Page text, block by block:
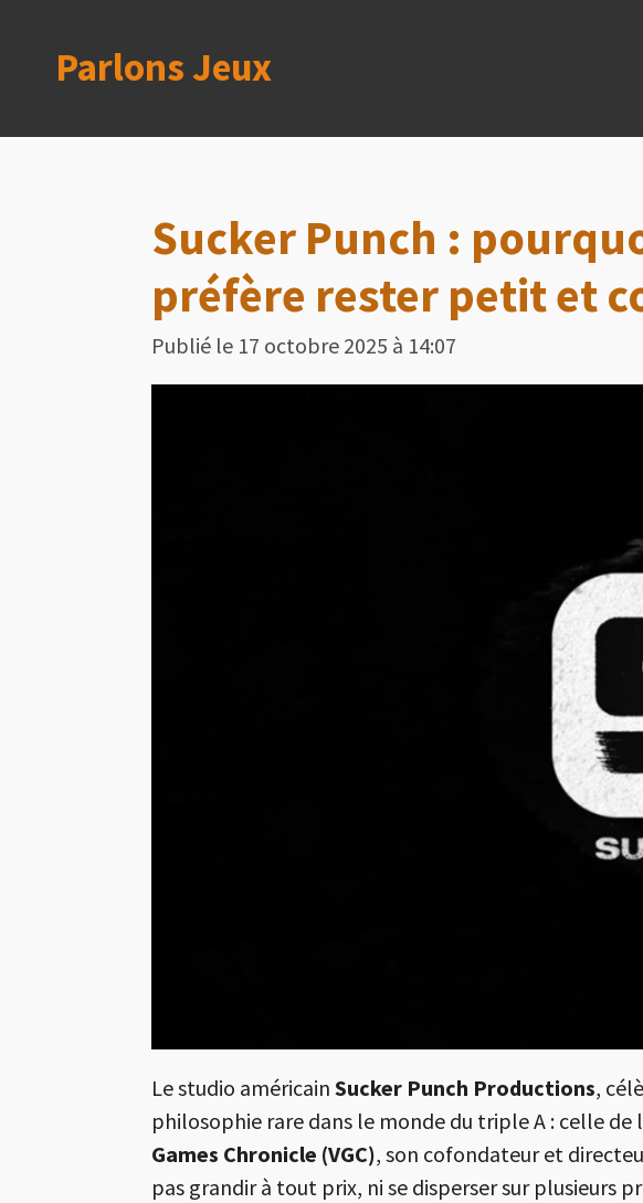
Parlons Jeux
Sucker Punch :
préfère rester petit et
Publié le 17 octobre 2025 à 14:07
Le studio américain Sucker Punch Productions,
philosophie rare dans le monde du triple A : celle
Games Chronicle (VGC), son cofondateur et
pas grandir à tout prix, ni se disperser sur plusieurs